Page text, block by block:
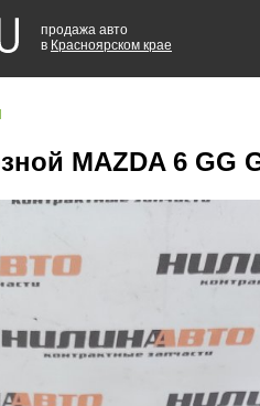
продажа авто
в Красноярском крае
MAZDA 6 GG